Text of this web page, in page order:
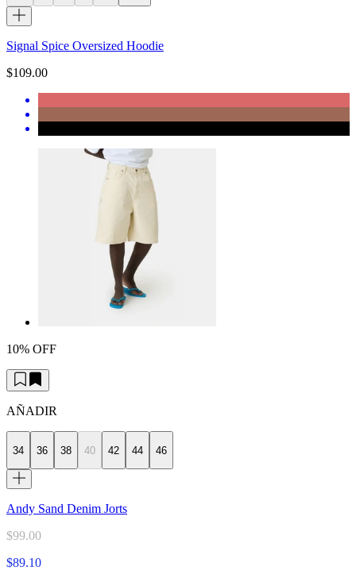
Signal Spice Oversized Hoodie
$109.00
10% OFF
AÑADIR
34 36 38 40 42 44 46
Andy Sand Denim Jorts
$99.00
$89.10